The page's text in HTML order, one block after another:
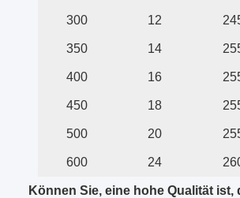
300 12
350 14
400 16
450 18
500 20
600 24
Können Sie, eine hohe Qualität